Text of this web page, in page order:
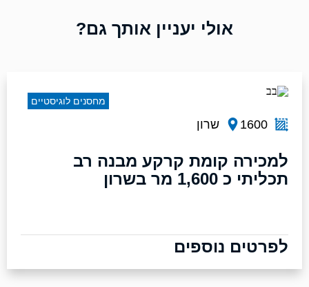
אולי יעניין אותך גם?
1600 שרון
למכירה קומת קרקע מבנה רב
תכליתי כ 1,600 מר בשרון
לפרטים נוספים
מחסנים לוגיסטיים